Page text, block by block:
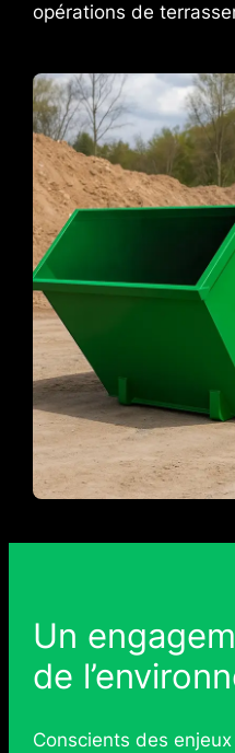
opérations de
Un
de
Conscients des